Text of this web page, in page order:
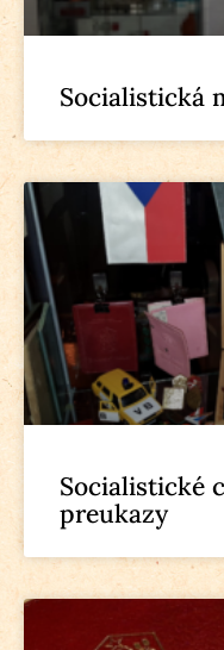
Socialistická
Socialistické
preukazy